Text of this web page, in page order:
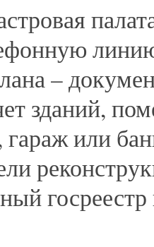
–
зданий,
или